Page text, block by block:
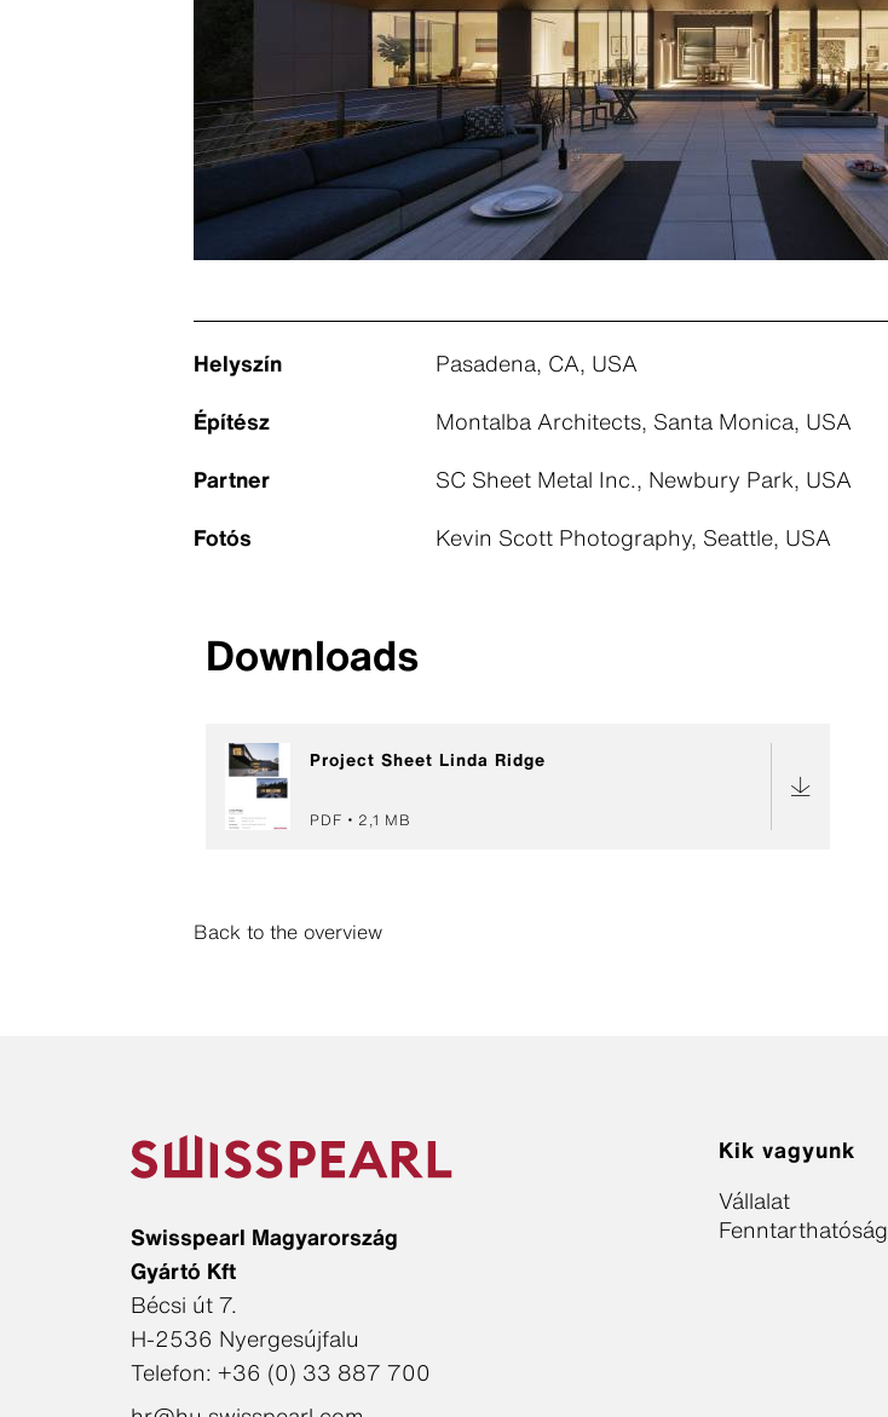
Helyszín
Pasadena, CA, USA
Építész
Montalba Architects, Santa Monica, USA
Partner
SC Sheet Metal Inc., Newbury Park, USA
Fotós
Kevin Scott Photography, Seattle, USA
Downloads
Project Sheet Linda Ridge
PDF 2,1 MB
Back to the overview
Swisspearl Magyarország
Gyártó Kft
Bécsi út 7.
H-2536 Nyergesújfalu
Telefon: +36 (0) 33 887 700
Kik vagyunk
Vállalat
Fenntarthatóság